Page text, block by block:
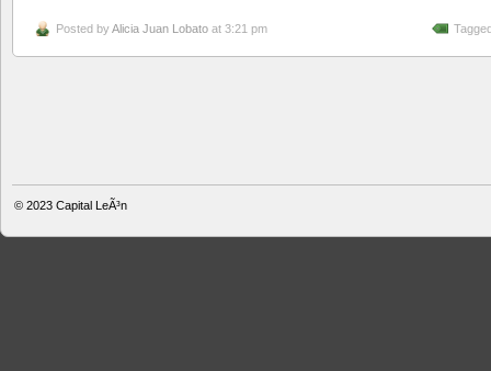
Posted byAlicia Juan Lobato at 3:21 pm
© 2023 Capital LeÃ³n